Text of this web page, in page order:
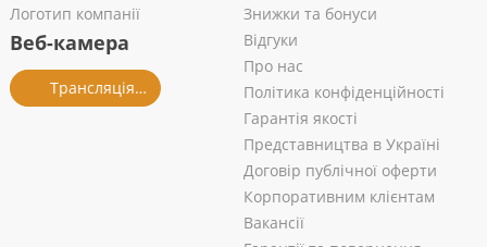
Логотип компанії
Веб-камера
Трансляція із салону
Знижки та бонуси
Відгуки
Про нас
Політика конфіденційності
Гарантія якості
Представництва в Україні
Договір публічної оферти
Корпоративним клієнтам
Вакансії